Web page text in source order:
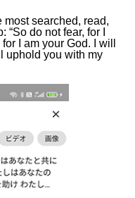
most searched, read,
do not fear, for I
I am your God. I will
uphold you with my